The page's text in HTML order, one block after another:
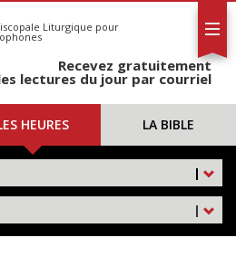
Liturgique pour
Recevez gratuitement
lectures du jour par courriel
HEURES LA BIBLE
|
|